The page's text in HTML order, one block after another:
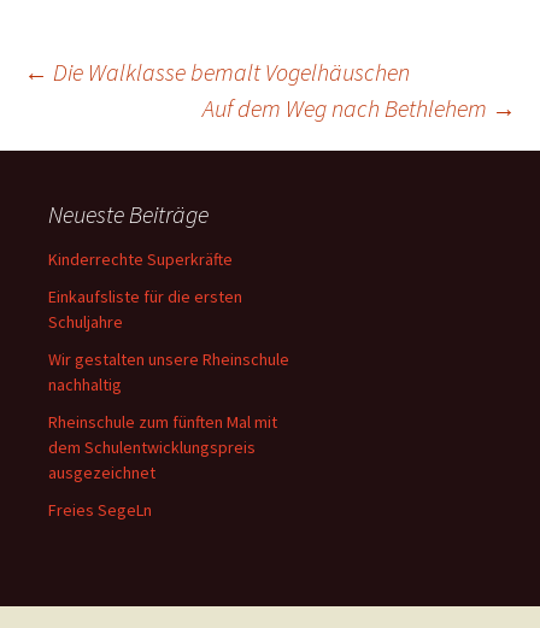
Beitragsnavigation
← Die Walklasse bemalt Vogelhäuschen
Auf dem Weg nach Bethlehem →
Neueste Beiträge
Kinderrechte Superkräfte
Einkaufsliste für die ersten
Schuljahre
Wir gestalten unsere Rheinschule
nachhaltig
Rheinschule zum fünften Mal mit
dem Schulentwicklungspreis
ausgezeichnet
Freies SegeLn